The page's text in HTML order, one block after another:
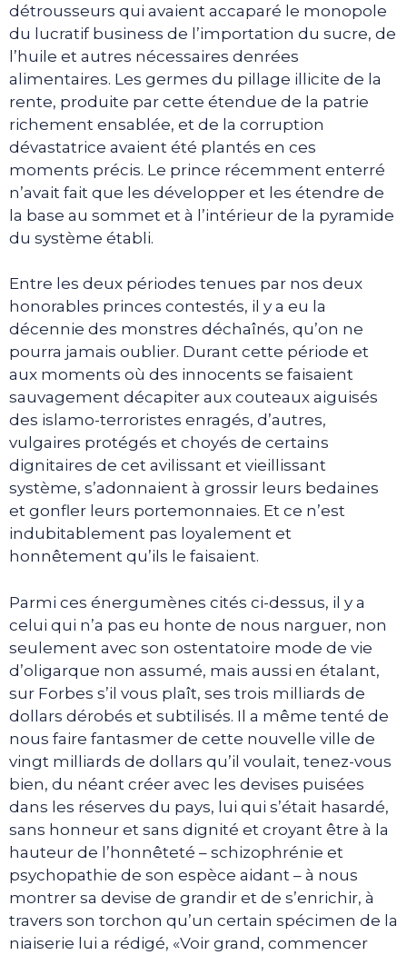
détrousseurs qui avaient accaparé le monopole
du lucratif business de l’importation du sucre, de
l’huile et autres nécessaires denrées
alimentaires. Les germes du pillage illicite de la
rente, produite par cette étendue de la patrie
richement ensablée, et de la corruption
dévastatrice avaient été plantés en ces
moments précis. Le prince récemment enterré
n’avait fait que les développer et les étendre de
la base au sommet et à l’intérieur de la pyramide
du système établi.
Entre les deux périodes tenues par nos deux
honorables princes contestés, il y a eu la
décennie des monstres déchaînés, qu’on ne
pourra jamais oublier. Durant cette période et
aux moments où des innocents se faisaient
sauvagement décapiter aux couteaux aiguisés
des islamo-terroristes enragés, d’autres,
vulgaires protégés et choyés de certains
dignitaires de cet avilissant et vieillissant
système, s’adonnaient à grossir leurs bedaines
et gonfler leurs portemonnaies. Et ce n’est
indubitablement pas loyalement et
honnêtement qu’ils le faisaient.
Parmi ces énergumènes cités ci-dessus, il y a
celui qui n’a pas eu honte de nous narguer, non
seulement avec son ostentatoire mode de vie
d’oligarque non assumé, mais aussi en étalant,
sur Forbes s’il vous plaît, ses trois milliards de
dollars dérobés et subtilisés. Il a même tenté de
nous faire fantasmer de cette nouvelle ville de
vingt milliards de dollars qu’il voulait, tenez-vous
bien, du néant créer avec les devises puisées
dans les réserves du pays, lui qui s’était hasardé,
sans honneur et sans dignité et croyant être à la
hauteur de l’honnêteté – schizophrénie et
psychopathie de son espèce aidant – à nous
montrer sa devise de grandir et de s’enrichir, à
travers son torchon qu’un certain spécimen de la
niaiserie lui a rédigé, «Voir grand, commencer